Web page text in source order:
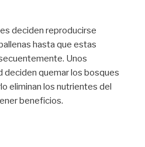
deciden reproducirse
hasta que estas
Unos
deciden quemar los bosques
eliminan los nutrientes del
beneficios.